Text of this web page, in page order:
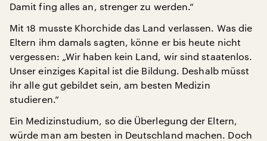
Damit fing alles an, strenger zu werden.“
Mit 18 musste Khorchide das Land verlassen. Was die
Eltern ihm damals sagten, könne er bis heute nicht
vergessen: „Wir haben kein Land, wir sind staatenlos.
Unser einziges Kapital ist die Bildung. Deshalb müsst
ihr alle gut gebildet sein, am besten Medizin
studieren.“
Ein Medizinstudium, so die Überlegung der Eltern,
würde man am besten in Deutschland machen. Doch